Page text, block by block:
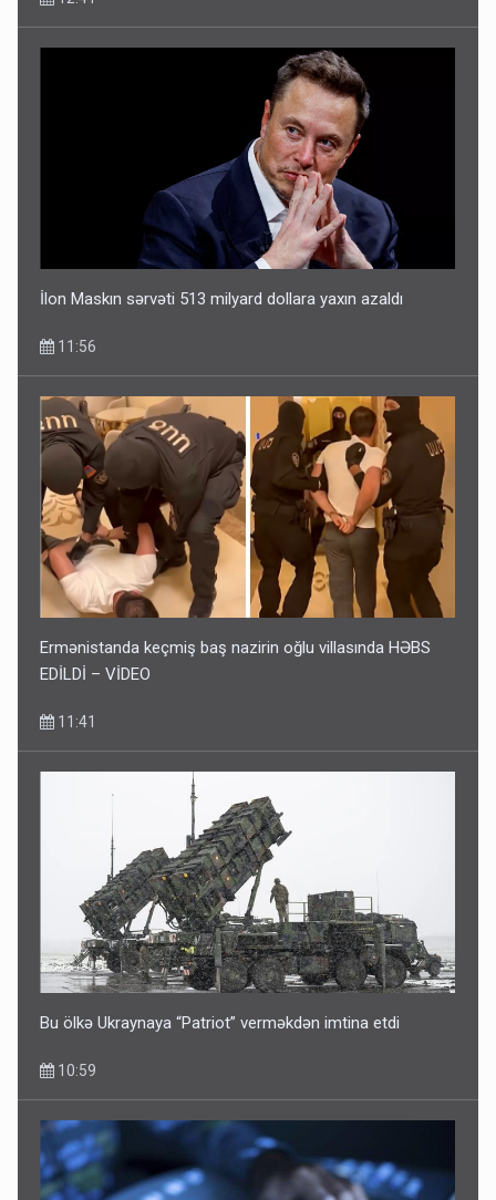
İlon Maskın sərvəti 513 milyard dollara yaxın azaldı
11:56
Ermənistanda keçmiş baş nazirin oğlu villasında HƏBS
EDİLDİ – VİDEO
11:41
Bu ölkə Ukraynaya “Patriot” verməkdən imtina etdi
10:59